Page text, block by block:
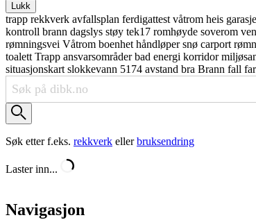
Lukk
trapp rekkverk avfallsplan ferdigattest våtrom heis garasje
kontroll brann dagslys støy tek17 romhøyde soverom
rømningsvei Våtrom boenhet håndløpersnø carport
toalett Trapp ansvarsområderbad energi korridor
situasjonskart slokkevann 5174 avstand bra Brann fall
Søk etter f.eks. rekkverk ellerbruksendring
Laster inn...
Navigasjon